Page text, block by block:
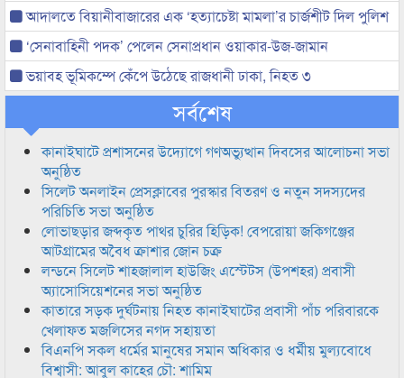
আদালতে বিয়ানীবাজারের এক ‘হত্যাচেষ্টা মামলা’র চার্জশীট দিল পুলিশ
‘সেনাবাহিনী পদক’ পেলেন সেনাপ্রধান ওয়াকার-উজ-জামান
ভয়াবহ ভূমিকম্পে কেঁপে উঠেছে রাজধানী ঢাকা, নিহত ৩
সর্বশেষ
কানাইঘাটে প্রশাসনের উদ্যোগে গণঅভ্যুত্থান দিবসের আলোচনা সভা
অনুষ্ঠিত
সিলেট অনলাইন প্রেসক্লাবের পুরস্কার বিতরণ ও নতুন সদস্যদের
পরিচিতি সভা অনুষ্ঠিত
লোভাছড়ার জব্দকৃত পাথর চুরির হিড়িক! বেপরোয়া জকিগঞ্জের
আটগ্রামের অবৈধ ক্রাশার জোন চক্র
লন্ডনে সিলেট শাহজালাল হাউজিং এস্টেটস (উপশহর) প্রবাসী
অ্যাসোসিয়েশনের সভা অনুষ্ঠিত
কাতারে সড়ক দুর্ঘটনায় নিহত কানাইঘাটের প্রবাসী পাঁচ পরিবারকে
খেলাফত মজলিসের নগদ সহায়তা
বিএনপি সকল ধর্মের মানুষের সমান অধিকার ও ধর্মীয় মুল্যবোধে
বিশ্বাসী: আবুল কাহের চৌ: শামিম